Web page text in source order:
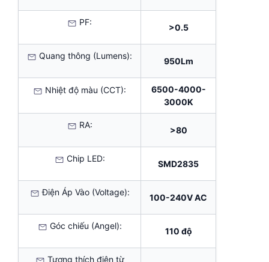
PF:
>0.5
Quang thông (Lumens):
950Lm
Nhiệt độ màu (CCT):
6500-4000-
3000K
RA:
>80
Chip LED:
SMD2835
Điện Áp Vào (Voltage):
100-240V AC
Góc chiếu (Angel):
110 độ
Tương thích điện từ